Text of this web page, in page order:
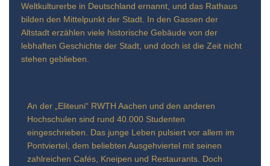
Weltkulturerbe in Deutschland ernannt, und das Rathaus
bilden den Mittelpunkt der Stadt. In den Gassen der
Altstadt erzählen viele historische Gebäude von der
lebhaften Geschichte der Stadt, und doch ist die Zeit nicht
stehen geblieben.
An der „Eliteuni“ RWTH Aachen und den anderen
Hochschulen sind rund 40.000 Studenten
eingeschrieben. Das junge Leben pulsiert vor allem im
Pontviertel, dem beliebten Ausgehviertel mit seinen
zahlreichen Cafés, Kneipen und Restaurants. Doch